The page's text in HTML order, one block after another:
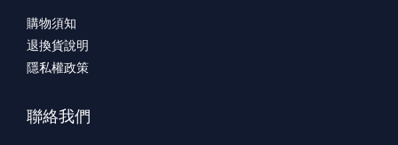
購物須知
退換貨說明
隱私權政策
聯絡我們